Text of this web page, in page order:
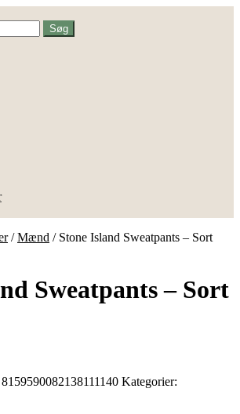
Søg
/Mænd / Stone Island Sweatpants – Sort
Sweatpants – Sort
8159590082138111140 Kategorier: